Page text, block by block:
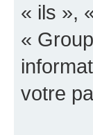
« ils »,
«
votre